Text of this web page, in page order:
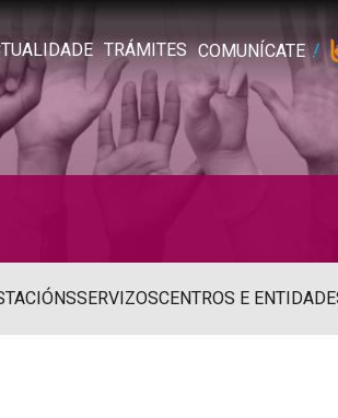
TRÁMITES COMUNÍCATE
SERVIZOSCENTROS E